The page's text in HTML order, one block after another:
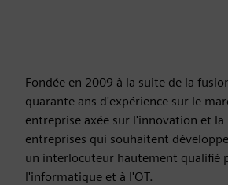
Fondée en 2009 à la suite de la
quarante ans d'expérience sur le
entreprise axée sur l'innovation et
entreprises qui souhaitent
un interlocuteur hautement qualifié
l'informatique et à l'OT.